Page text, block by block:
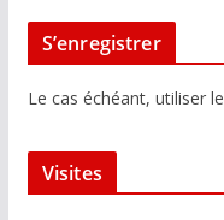
S’enregistrer
Le cas échéant, utiliser le
Visites